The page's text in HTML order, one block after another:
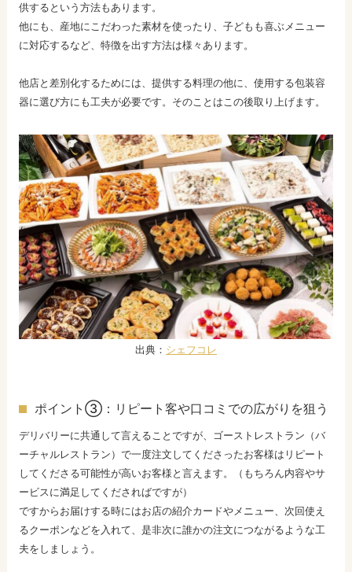
供するという方法もあります。
他にも、産地にこだわった素材を使ったり、子どもも喜ぶメニュー
に対応するなど、特徴を出す方法は様々あります。
他店と差別化するためには、提供する料理の他に、使用する包装容
器に選び方にも工夫が必要です。そのことはこの後取り上げます。
出典： シェフコレ
ポイント③：リピート客や口コミでの広がりを狙う
デリバリーに共通して言えることですが、ゴーストレストラン（バ
ーチャルレストラン）で一度注文してくださったお客様はリピート
してくださる可能性が高いお客様と言えます。（もちろん内容やサ
ービスに満足してくださればですが）
ですからお届けする時にはお店の紹介カードやメニュー、次回使え
るクーポンなどを入れて、是非次に誰かの注文につながるような工
夫をしましょう。